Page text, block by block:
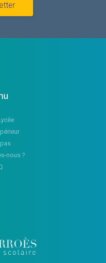
nous ?